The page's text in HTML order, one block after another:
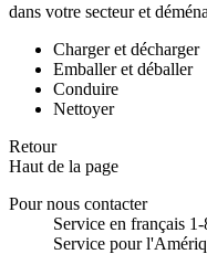
dans votre secteur et
Charger et décharger
Emballer et déballer
Conduire
Nettoyer
Retour
Haut de la page
Pour nous contacter
Service en français
Service pour